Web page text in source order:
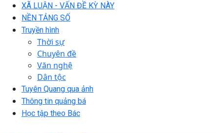
XÃ LUẬN - VẤN ĐỀ KỲ NÀY
NỀN TẢNG SỐ
Truyền hình
Thời sự
Chuyên đề
Văn nghệ
Dân tộc
Tuyên Quang qua ảnh
Thông tin quảng bá
Học tập theo Bác